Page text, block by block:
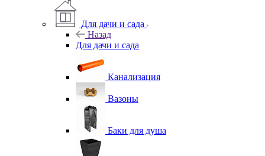
Для дачи и сада
Назад
Для дачи и сада
Канализация
Вазоны
Баки для душа